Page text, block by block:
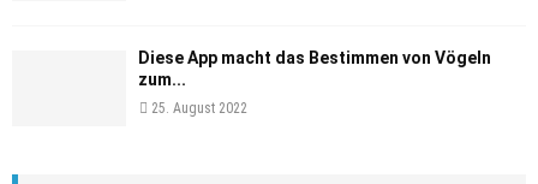
Diese App macht das Bestimmen von Vögeln
zum...
25. August 2022